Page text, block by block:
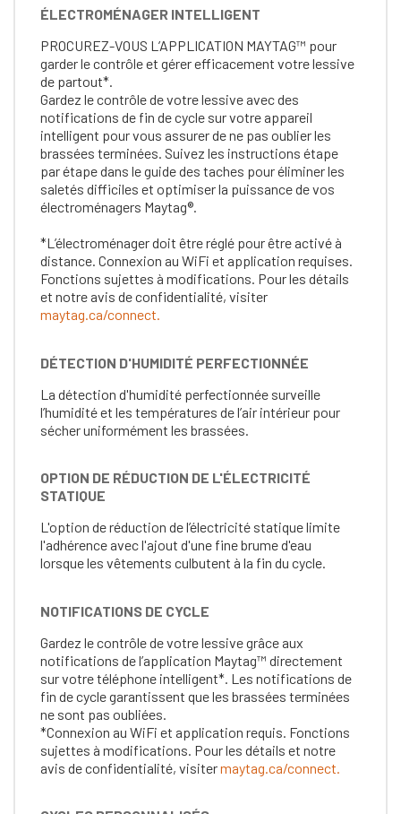
ÉLECTROMÉNAGER INTELLIGENT
PROCUREZ-VOUS L’APPLICATION MAYTAG™ pour
garder le contrôle et gérer efficacement votre lessive
de partout*.
Gardez le contrôle de votre lessive avec des
notifications de fin de cycle sur votre appareil
intelligent pour vous assurer de ne pas oublier les
brassées terminées. Suivez les instructions étape
par étape dans le guide des taches pour éliminer les
saletés difficiles et optimiser la puissance de vos
électroménagers Maytag®.
*L’électroménager doit être réglé pour être activé à
distance. Connexion au WiFi et application requises.
Fonctions sujettes à modifications. Pour les détails
et notre avis de confidentialité, visiter
maytag.ca/connect.
DÉTECTION D'HUMIDITÉ PERFECTIONNÉE
La détection d'humidité perfectionnée surveille
l’humidité et les températures de l’air intérieur pour
sécher uniformément les brassées.
OPTION DE RÉDUCTION DE L'ÉLECTRICITÉ
STATIQUE
L'option de réduction de l’électricité statique limite
l'adhérence avec l'ajout d'une fine brume d'eau
lorsque les vêtements culbutent à la fin du cycle.
NOTIFICATIONS DE CYCLE
Gardez le contrôle de votre lessive grâce aux
notifications de l’application Maytag™ directement
sur votre téléphone intelligent*. Les notifications de
fin de cycle garantissent que les brassées terminées
ne sont pas oubliées.
*Connexion au WiFi et application requis. Fonctions
sujettes à modifications. Pour les détails et notre
avis de confidentialité, visitermaytag.ca/connect.